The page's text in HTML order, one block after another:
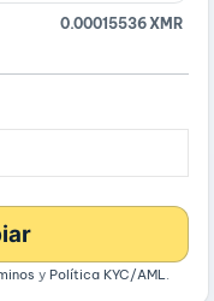
0.00015536 XMR
y Política KYC/AML